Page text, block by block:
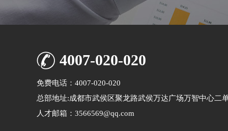
4007-020-020
免费电话：4007-020-020
总部地址:成都市武侯区聚龙路武侯万达广场万智中心二
人才邮箱：3566569@qq.com